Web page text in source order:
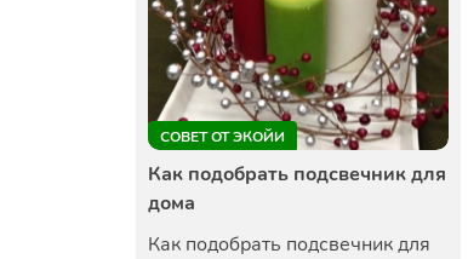
СОВЕТ ОТ ЭКОЙИ
Как подобрать подсвечник для
дома
Как подобрать подсвечник для